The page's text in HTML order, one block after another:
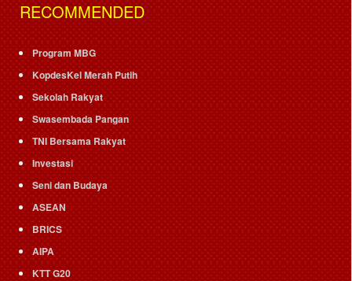
RECOMMENDED
Program MBG
KopdesKel Merah Putih
Sekolah Rakyat
Swasembada Pangan
TNI Bersama Rakyat
Investasi
Seni dan Budaya
ASEAN
BRICS
AIPA
KTT G20